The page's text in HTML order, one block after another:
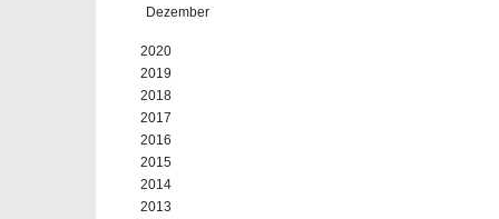
Dezember
2020
2019
2018
2017
2016
2015
2014
2013